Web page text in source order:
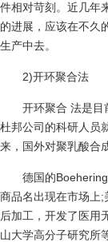
件相对苛刻。近几年
的进展，应该在不久
生产中去。
2)开环聚合法
开环聚合 法是目
杜邦公司的科研人员
来，国外对聚乳酸合
德国的
商品名出现在市场上
后加工，开发了医用
山大学高分子研究所